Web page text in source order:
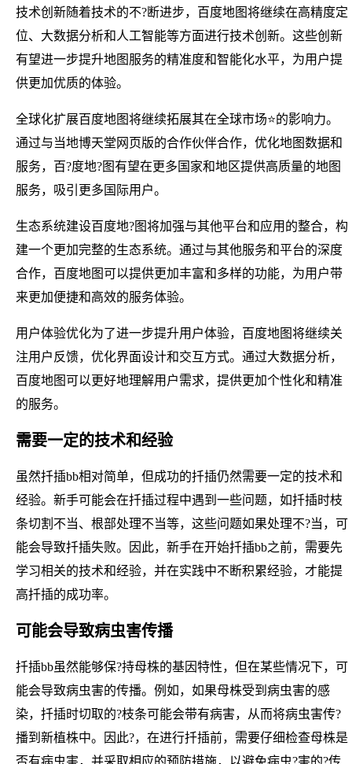
技术创新随着技术的不?断进步，百度地图将继续在高精度定
位、大数据分析和人工智能等方面进行技术创新。这些创新
有望进一步提升地图服务的精准度和智能化水平，为用户提
供更加优质的体验。
全球化扩展百度地图将继续拓展其在全球市场⭐的影响力。
通过与当地博天堂网页版的合作伙伴合作，优化地图数据和
服务，百?度地?图有望在更多国家和地区提供高质量的地图
服务，吸引更多国际用户。
生态系统建设百度地?图将加强与其他平台和应用的整合，构
建一个更加完整的生态系统。通过与其他服务和平台的深度
合作，百度地图可以提供更加丰富和多样的功能，为用户带
来更加便捷和高效的服务体验。
用户体验优化为了进一步提升用户体验，百度地图将继续关
注用户反馈，优化界面设计和交互方式。通过大数据分析，
百度地图可以更好地理解用户需求，提供更加个性化和精准
的服务。
需要一定的技术和经验
虽然扦插bb相对简单，但成功的扦插仍然需要一定的技术和
经验。新手可能会在扦插过程中遇到一些问题，如扦插时枝
条切割不当、根部处理不当等，这些问题如果处理不?当，可
能会导致扦插失败。因此，新手在开始扦插bb之前，需要先
学习相关的技术和经验，并在实践中不断积累经验，才能提
高扦插的成功率。
可能会导致病虫害传播
扦插bb虽然能够保?持母株的基因特性，但在某些情况下，可
能会导致病虫害的传播。例如，如果母株受到病虫害的感
染，扦插时切取的?枝条可能会带有病害，从而将病虫害传?
播到新植株中。因此?，在进行扦插前，需要仔细检查母株是
否有病虫害，并采取相应的预防措施，以避免病虫?害的?传